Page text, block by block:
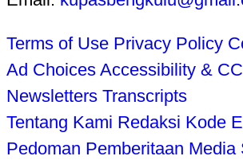
Terms of Use Privacy Policy
Ad Choices Accessibility & CC
Newsletters Transcripts
Tentang Kami Redaksi Kode
Pedoman Pemberitaan Media